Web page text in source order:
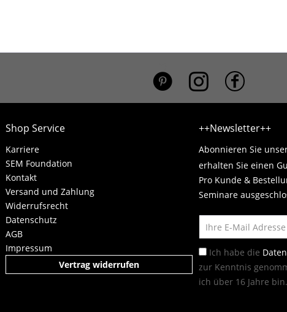
Shop Service
Karriere
SEM Foundation
Kontakt
Versand und Zahlung
Widerrufsrecht
Datenschutz
AGB
Impressum
Vertrag widerrufen
++Newsletter++
Abonnieren Sie
erhalten Sie einen
Pro Kunde &
Seminare
Ich habe die
zur Kenntnis
ich über 16 Jahre bin.